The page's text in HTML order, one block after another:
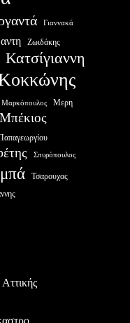
Γιαννακά
Ζωιδάκης
Κατσίγιαννη
Μαρκόπουλος Μερη
Μπέκιος
Σπυρόπουλος
Τσαρουχας